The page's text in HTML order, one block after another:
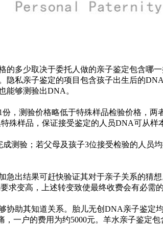
多少取决于委托人做的亲子鉴定包含哪
私亲子鉴定的项目包含孩子出生后的DNA
能够测验出DNA。
，测验价格略低于特殊样品检验价格，
殊样品，保证接受鉴定的人员DNA可从样
测验；若父母及孩子3位接受检验的人员
出结果可赶快验证其对于亲子关系的猜
求变高，上述转变致使最终收费会有必需的
助其知道关系。胎儿无创DNA亲子鉴
一户的费用为约5000元。羊水亲子鉴定